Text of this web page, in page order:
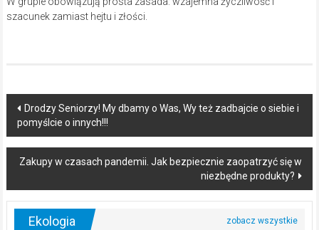
szacunek zamiast hejtu i złości.
Post
navigation
Drodzy Seniorzy! My dbamy o Was, Wy też zadbajcie o siebie i
pomyślcie o innych!!!
Zakupy w czasach pandemii. Jak bezpiecznie zaopatrzyć się w
niezbędne produkty?
Ekologia